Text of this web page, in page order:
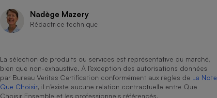
Nadège Mazery
Rédactrice technique
La sélection de produits ou services est représentative du marché,
bien que non-exhaustive. À l’exception des autorisations données
par Bureau Veritas Certification conformément aux règles de La Note
Que Choisir, il n’existe aucune relation contractuelle entre Que
Choisir Ensemble et les professionnels référencés.